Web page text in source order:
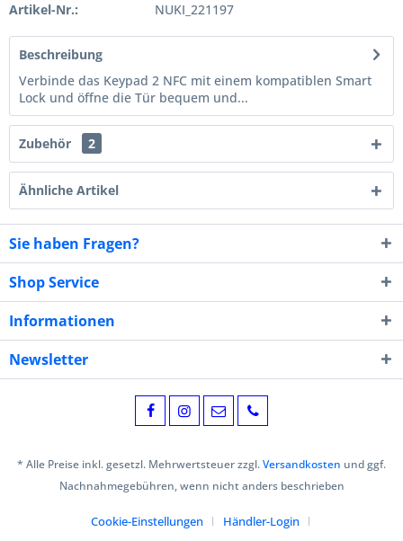
Artikel-Nr.: NUKI_221197
Beschreibung
Verbinde das Keypad 2 NFC mit einem kompatiblen Smart
Lock und öffne die Tür bequem und...
Zubehör 2
Ähnliche Artikel
Sie haben Fragen?
Shop Service
Informationen
Newsletter
* Alle Preise inkl. gesetzl. Mehrwertsteuer zzgl.Versandkosten und ggf.
Nachnahmegebühren, wenn nicht anders beschrieben
Cookie-Einstellungen Händler-Login